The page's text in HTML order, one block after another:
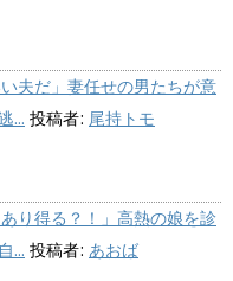
い夫だ」妻任せの男たちが意
... 投稿者: 尾持トモ
あり得る？！」高熱の娘を診
... 投稿者: あおば